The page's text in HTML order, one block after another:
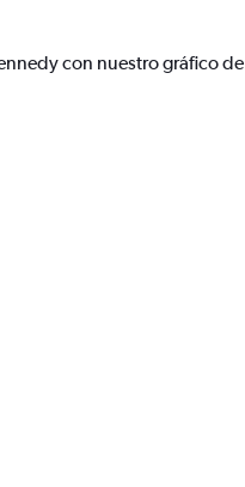
con nuestro gráfico de